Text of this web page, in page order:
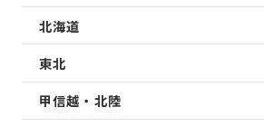
北海道
東北
甲信越・北陸